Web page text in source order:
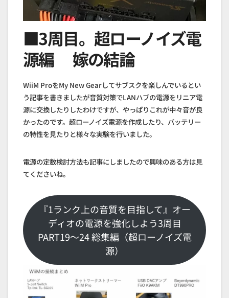
■3周目。超ローノイズ電
源編 嫁の結論
WiiM ProをMy New Gearしてサブスクを楽しんでいるとい
う記事を書きましたが音質対策でLANハブの電源をリニア電
源に交換したりしたわけですが、やっぱりこれが中々音が良
かったのです。超ローノイズ電源を作成したり、バッテリー
の特性を見たりと様々な実験を行いました。
電源の定数検討方法も記事にしましたので興味のある方は見
てくださいね。
『1ランク上の音質を目指して』オー
ディオの電源を強化しよう3周目
PART19～24 総集編（超ローノイズ電
源）